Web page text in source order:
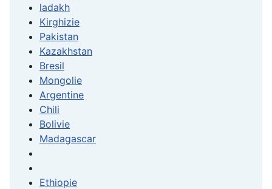
ladakh
Kirghizie
Pakistan
Kazakhstan
Bresil
Mongolie
Argentine
Chili
Bolivie
Madagascar
Ethiopie